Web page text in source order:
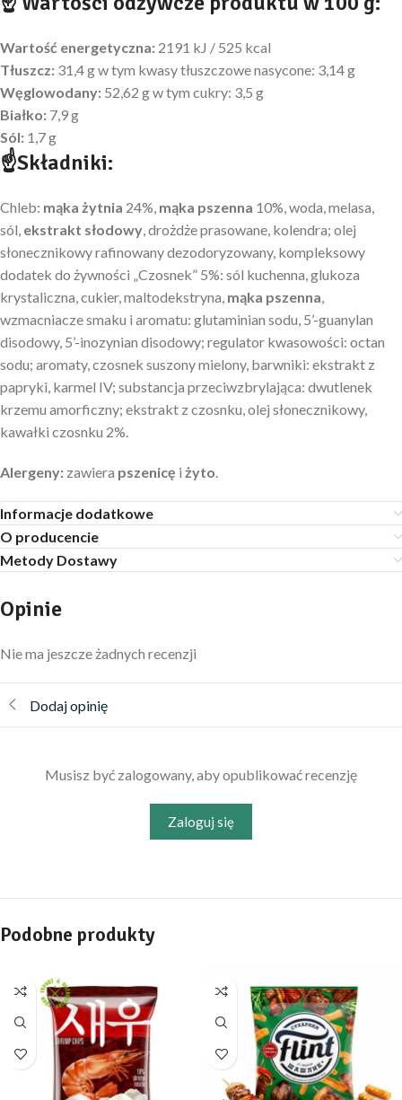
Wartość energetyczna: 2191 kJ / 525 kcal
Tłuszcz: 31,4 g w tym kwasy tłuszczowe nasycone: 3,14 g
Węglowodany: 52,62 g w tym cukry: 3,5 g
Białko: 7,9 g
Sól: 1,7 g
☝Składniki:
Chleb: mąka żytnia 24%, mąka pszenna 10%, woda, melasa,
sól, ekstrakt słodowy, drożdże prasowane, kolendra; olej
słonecznikowy rafinowany dezodoryzowany, kompleksowy
dodatek do żywności „Czosnek” 5%: sól kuchenna, glukoza
krystaliczna, cukier, maltodekstryna, mąka pszenna,
wzmacniacze smaku i aromatu: glutaminian sodu, 5’-guanylan
disodowy, 5’-inozynian disodowy; regulator kwasowości: octan
sodu; aromaty, czosnek suszony mielony, barwniki: ekstrakt z
papryki, karmel IV; substancja przeciwzbrylająca: dwutlenek
krzemu amorficzny; ekstrakt z czosnku, olej słonecznikowy,
kawałki czosnku 2%.
Alergeny: zawiera pszenicę i żyto.
Informacje dodatkowe
O producencie
Metody Dostawy
Opinie
Nie ma jeszcze żadnych recenzji
Dodaj opinię
Musisz być zalogowany, aby opublikować recenzję
Zaloguj się
Podobne produkty